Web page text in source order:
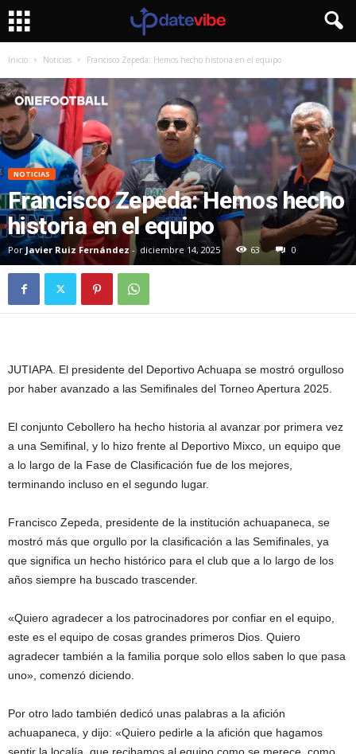
Inicio Noticias Francisco Zepeda: Hemos hecho historia en el equipo
NOTICIAS
Francisco Zepeda: Hemos hecho
historia en el equipo
Por Javier Ruiz Fernández - diciembre 14, 2025 63 0
JUTIAPA. El presidente del Deportivo Achuapa se mostró orgulloso
por haber avanzado a las Semifinales del Torneo Apertura 2025.
El conjunto Cebollero ha hecho historia al avanzar por primera vez
a una Semifinal, y lo hizo frente al Deportivo Mixco, un equipo que
a lo largo de la Fase de Clasificación fue de los mejores,
terminando incluso en el segundo lugar.
Francisco Zepeda, presidente de la institución achuapaneca, se
mostró más que orgullo por la clasificación a las Semifinales, ya
que significa un hecho histórico para el club que a lo largo de los
años siempre ha buscado trascender.
«Quiero agradecer a los patrocinadores por confiar en el equipo,
este es el equipo de cosas grandes primeros Dios. Quiero
agradecer también a la familia porque solo ellos saben lo que pasa
uno», comenzó diciendo.
Por otro lado también dedicó unas palabras a la afición
achuapaneca, y dijo: «Quiero pedirle a la afición que hagamos